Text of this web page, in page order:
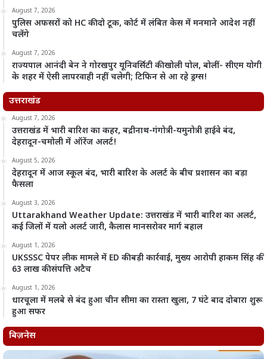
August 7, 2026
पुलिस अफसरों को HC की दो टूक, कोर्ट में लंबित केस में मनमाने आदेश नहीं
चलेंगे
August 7, 2026
राज्यपाल आनंदी बेन ने गोरखपुर यूनिवर्सिटी की खोली पोल, बोलीं- सीएम योगी
के शहर में ऐसी लापरवाही नहीं चलेगी; टिफिन से आ रहे ड्रग्स!
उत्तराखंड
August 7, 2026
उत्तराखंड में भारी बारिश का कहर, बद्रीनाथ-गंगोत्री-यमुनोत्री हाईवे बंद,
देहरादून-चमोली में ऑरेंज अलर्ट!
August 5, 2026
देहरादून में आज स्कूल बंद, भारी बारिश के अलर्ट के बीच प्रशासन का बड़ा
फैसला
August 3, 2026
Uttarakhand Weather Update: उत्तराखंड में भारी बारिश का अलर्ट,
कई जिलों में यलो अलर्ट जारी, कैलास मानसरोवर मार्ग बहाल
August 1, 2026
UKSSSC पेपर लीक मामले में ED की बड़ी कार्रवाई, मुख्य आरोपी हाकम सिंह की
63 लाख की संपत्ति अटैच
August 1, 2026
धारचूला में मलबे से बंद हुआ चीन सीमा का रास्ता खुला, 7 घंटे बाद दोबारा शुरू
हुआ सफर
बिज़नेस